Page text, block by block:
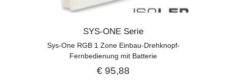
SYS-ONE Serie
Sys-One RGB 1 Zone Einbau-Drehknopf-
Fernbedienung mit Batterie
€ 95,88